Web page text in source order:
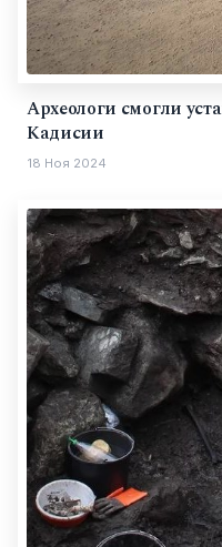
Археологи смогли
Кадисии
18 Ноя 2024